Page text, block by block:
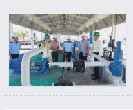
Lĩnh
vực
Logistics
BẢN